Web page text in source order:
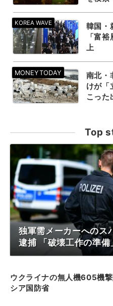
韓国・
「富
上
南北・
けが「
こった
Top
独軍需メーカーへのス
逮捕 「破壊工作の準備
ウクライナの無人機605機
シア国防省